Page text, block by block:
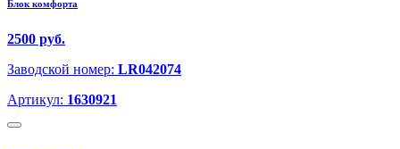
Блок комфорта
2500 руб.
Заводской номер: LR042074
Артикул: 1630921